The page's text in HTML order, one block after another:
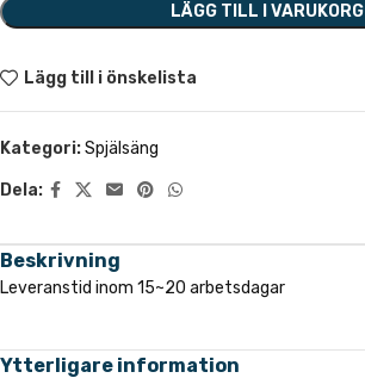
LÄGG TILL I VARUKORG
Lägg till i önskelista
Kategori:Spjälsäng
Dela:
Beskrivning
Leveranstid inom 15~20 arbetsdagar
Ytterligare information